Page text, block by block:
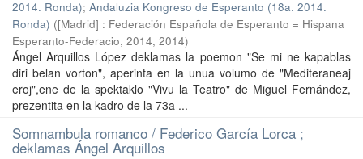
2014. Ronda); Andaluzia Kongreso de Esperanto (18a. 2014.
Ronda) ([Madrid] : Federación Española de Esperanto = Hispana
Esperanto-Federacio, 2014, 2014)
Ángel Arquillos López deklamas la poemon "Se mi ne kapablas
diri belan vorton", aperinta en la unua volumo de "Mediteraneaj
eroj",ene de la spektaklo "Vivu la Teatro" de Miguel Fernández,
prezentita en la kadro de la 73a ...
Somnambula romanco / Federico García Lorca ;
deklamas Ángel Arquillos